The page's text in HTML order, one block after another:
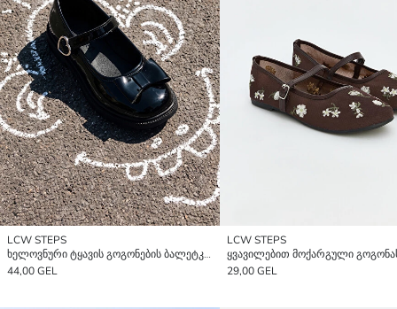
LCW STEPS
ხელოვნური ტყავის გოგონების ბალეტკები
44,00 GEL
LCW STEPS
29,00 GEL